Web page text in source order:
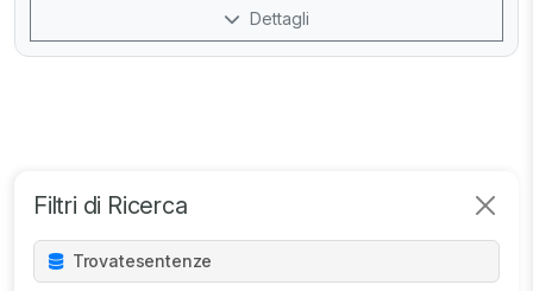
Filtri di Ricerca
Trovatesentenze
Dettagli